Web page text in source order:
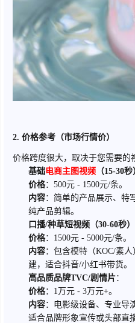
2. 价格参考（市场行情价）
价格跨度很大，取决于您需要的
基础电商主图视频 （15-30秒
价格：500元 - 1500元/条。
内容：简单的产品展示、特
纯产品剪辑。
口播/种草短视频（30-60秒）
价格：1500元 - 5000元/条。
内容：包含模特（KOC/素
建，适合抖音/小红书带货。
高品质品牌TVC/剧情片：
价格：1万元 - 3万元+。
内容：电影级设备、专业导
适合品牌形象宣传或头部直